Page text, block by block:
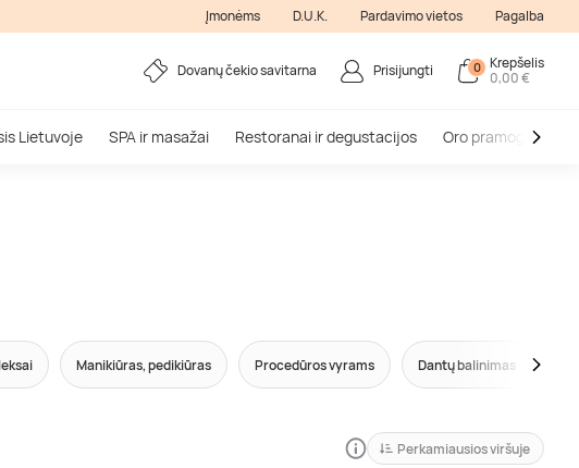
Įmonėms D.U.K. Pardavimo vietos Pagalba
Dovanų čekio savitarna Prisijungti 0 Krepšelis
0,00 €
Lietuvoje SPA ir masažai Restoranai ir degustacijos Oro pramogos
Manikiūras, pedikiūras Procedūros vyrams Dantų balinimas
Perkamiausios viršuje